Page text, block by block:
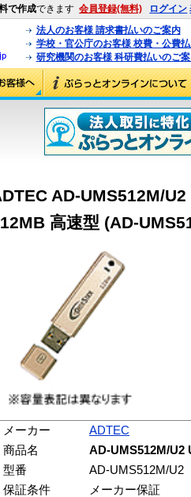
で作成できます 会員登録(無料) ログイン
法人のお客様 請求書払いのご案内
学校・官公庁のお客様 校費・公費
研究機関のお客様 科研費払いのご
AD-UMS512M/
高速型 (AD-
メーカー
ADTEC
商品名
AD-UMS512M/U2
型番
AD-UMS512M/U2
保証条件
メーカー保証